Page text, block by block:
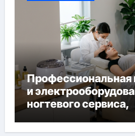
Профессиональная
и
ногтевого сервиса,
наращивания ресниц
депиляции